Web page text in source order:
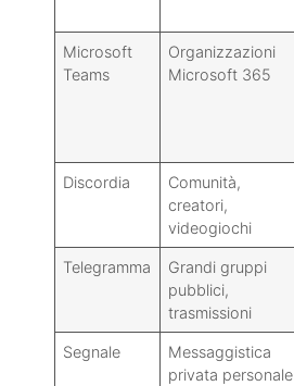
Microsoft
Teams
Organizzazioni
Microsoft 365
Discordia
Comunità,
creatori,
videogiochi
Telegramma
Grandi gruppi
pubblici,
trasmissioni
Segnale
Messaggistica
privata personale